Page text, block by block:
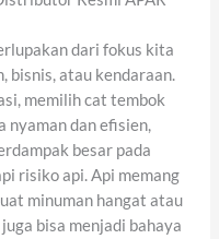
dari fokus kita
bisnis, atau kendaraan.
memilih cat tembok
nyaman dan efisien,
besar pada
risiko api. Api memang
minuman hangat atau
bisa menjadi bahaya